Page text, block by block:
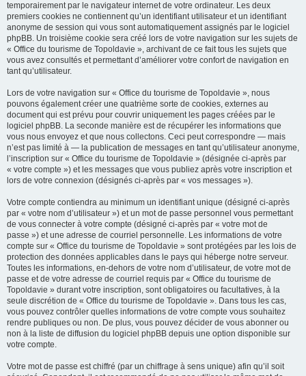
temporairement par le navigateur internet de votre ordinateur. Les deux
premiers cookies ne contiennent qu’un identifiant utilisateur et un identifiant
anonyme de session qui vous sont automatiquement assignés par le logiciel
phpBB. Un troisième cookie sera créé lors de votre navigation sur les sujets de
« Office du tourisme de Topoldavie », archivant de ce fait tous les sujets que
vous avez consultés et permettant d’améliorer votre confort de navigation en
tant qu’utilisateur.
Lors de votre navigation sur « Office du tourisme de Topoldavie », nous
pouvons également créer une quatrième sorte de cookies, externes au
document qui est prévu pour couvrir uniquement les pages créées par le
logiciel phpBB. La seconde manière est de récupérer les informations que
vous nous envoyez et que nous collectons. Ceci peut correspondre — mais
n’est pas limité à — la publication de messages en tant qu’utilisateur anonyme,
l’inscription sur « Office du tourisme de Topoldavie » (désignée ci-après par
« votre compte ») et les messages que vous publiez après votre inscription et
lors de votre connexion (désignés ci-après par « vos messages »).
Votre compte contiendra au minimum un identifiant unique (désigné ci-après
par « votre nom d’utilisateur ») et un mot de passe personnel vous permettant
de vous connecter à votre compte (désigné ci-après par « votre mot de
passe ») et une adresse de courriel personnelle. Les informations de votre
compte sur « Office du tourisme de Topoldavie » sont protégées par les lois de
protection des données applicables dans le pays qui héberge notre serveur.
Toutes les informations, en-dehors de votre nom d’utilisateur, de votre mot de
passe et de votre adresse de courriel requis par « Office du tourisme de
Topoldavie » durant votre inscription, sont obligatoires ou facultatives, à la
seule discrétion de « Office du tourisme de Topoldavie ». Dans tous les cas,
vous pouvez contrôler quelles informations de votre compte vous souhaitez
rendre publiques ou non. De plus, vous pouvez décider de vous abonner ou
non à la liste de diffusion du logiciel phpBB depuis une option disponible sur
votre compte.
Votre mot de passe est chiffré (par un chiffrage à sens unique) afin qu’il soit